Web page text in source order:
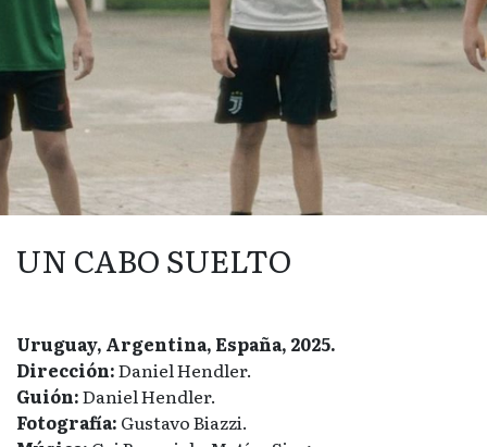
UN CABO SUELTO
Uruguay, Argentina, España, 2025.
Dirección:Daniel Hendler.
Guión:Daniel Hendler.
Fotografía: Gustavo Biazzi.